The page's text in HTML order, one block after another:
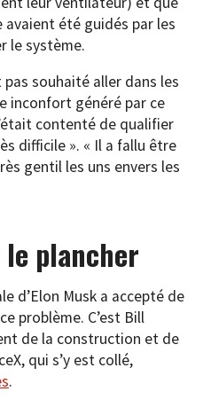
avaient été guidés par les
le système.
pas souhaité aller dans les
inconfort généré par ce
contenté de qualifier
difficile ». « Il a fallu être
gentil les uns envers les
le plancher
d’Elon Musk a accepté de
problème. C’est Bill
de la construction et de
qui s’y est collé,
.